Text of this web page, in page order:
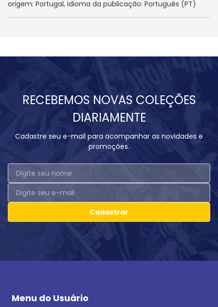
origem: Portugal, idioma da publicação: Português (PT)
RECEBEMOS NOVAS COLEÇÕES
DIARIAMENTE
Cadastre seu e-mail para acompanhar as novidades e
promoções.
Cadastrar
Menu do Usuário